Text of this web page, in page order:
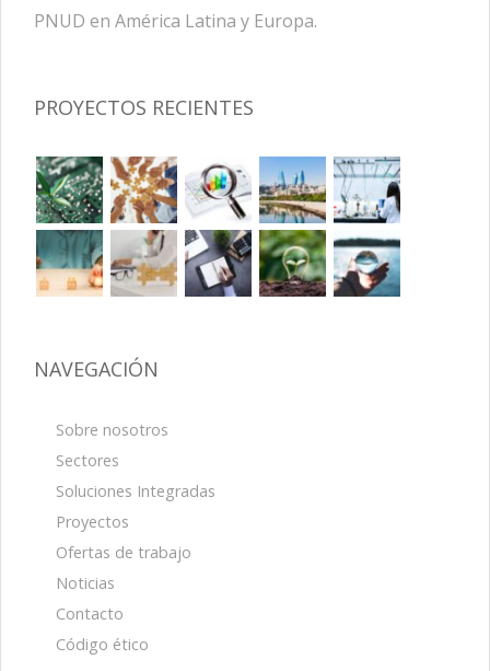
PNUD en América Latina y Europa.
PROYECTOS RECIENTES
NAVEGACIÓN
Sobre nosotros
Sectores
Soluciones Integradas
Proyectos
Ofertas de trabajo
Noticias
Contacto
Código ético